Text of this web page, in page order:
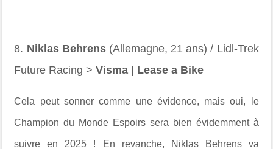
8. Niklas Behrens(Allemagne, 21 ans) / Lidl-Trek
Future Racing >Visma | Lease a Bike
Cela peut sonner comme une évidence, mais oui, le
Champion du Monde Espoirs sera bien évidemment à
suivre en 2025 ! En revanche, Niklas Behrens va